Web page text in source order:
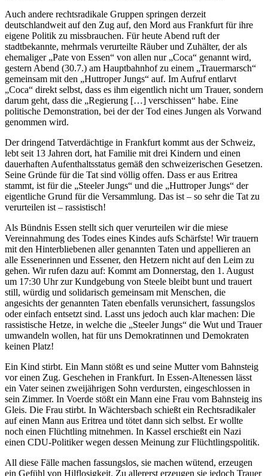
Auch andere rechtsradikale Gruppen springen derzeit
deutschlandweit auf den Zug auf, den Mord aus Frankfurt für ihre
eigene Politik zu missbrauchen. Für heute Abend ruft der
stadtbekannte, mehrmals verurteilte Räuber und Zuhälter, der als
ehemaliger „Pate von Essen“ von allen nur „Coca“ genannt wird,
gestern Abend (30.7.) am Hauptbahnhof zu einem „Trauermarsch“
gemeinsam mit den „Huttroper Jungs“ auf. Im Aufruf entlarvt
„Coca“ direkt selbst, dass es ihm eigentlich nicht um Trauer, sondern
darum geht, dass die „Regierung […] verschissen“ habe. Eine
politische Demonstration, bei der der Tod eines Jungen als Vorwand
genommen wird.
Der dringend Tatverdächtige in Frankfurt kommt aus der Schweiz,
lebt seit 13 Jahren dort, hat Familie mit drei Kindern und einen
dauerhaften Aufenthaltsstatus gemäß den schweizerischen Gesetzen.
Seine Gründe für die Tat sind völlig offen. Dass er aus Eritrea
stammt, ist für die „Steeler Jungs“ und die „Huttroper Jungs“ der
eigentliche Grund für die Versammlung. Das ist – so sehr die Tat zu
verurteilen ist – rassistisch!
Als Bündnis Essen stellt sich quer verurteilen wir die miese
Vereinnahmung des Todes eines Kindes aufs Schärfste! Wir trauern
mit den Hinterbliebenen aller genannten Taten und appellieren an
alle Essenerinnen und Essener, den Hetzern nicht auf den Leim zu
gehen. Wir rufen dazu auf: Kommt am Donnerstag, den 1. August
um 17:30 Uhr zur Kundgebung von Steele bleibt bunt und trauert
still, würdig und solidarisch gemeinsam mit Menschen, die
angesichts der genannten Taten ebenfalls verunsichert, fassungslos
oder einfach entsetzt sind. Lasst uns jedoch auch klar machen: Die
rassistische Hetze, in welche die „Steeler Jungs“ die Wut und Trauer
umwandeln wollen, hat für uns Demokratinnen und Demokraten
keinen Platz!
Ein Kind stirbt. Ein Mann stößt es und seine Mutter vom Bahnsteig
vor einen Zug. Geschehen in Frankfurt. In Essen-Altenessen lässt
ein Vater seinen zweijährigen Sohn verdursten, eingeschlossen in
sein Zimmer. In Voerde stößt ein Mann eine Frau vom Bahnsteig ins
Gleis. Die Frau stirbt. In Wächtersbach schießt ein Rechtsradikaler
auf einen Mann aus Eritrea und tötet dann sich selbst. Er wollte
noch einen Flüchtling mitnehmen. In Kassel erschießt ein Nazi
einen CDU-Politiker wegen dessen Meinung zur Flüchtlingspolitik.
All diese Fälle machen fassungslos, sie machen wütend, erzeugen
ein Gefühl von Hilflosigkeit. Zu allererst erzeugen sie jedoch Trauer